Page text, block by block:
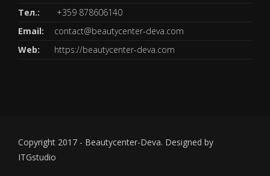
Тел.:
+359 878606140
Email:
contact@beautycenter-deva.com
Web:
https://beautycenter-deva.com
Copyright 2017 - Beautycenter-Deva. Designed by
ITGstudio